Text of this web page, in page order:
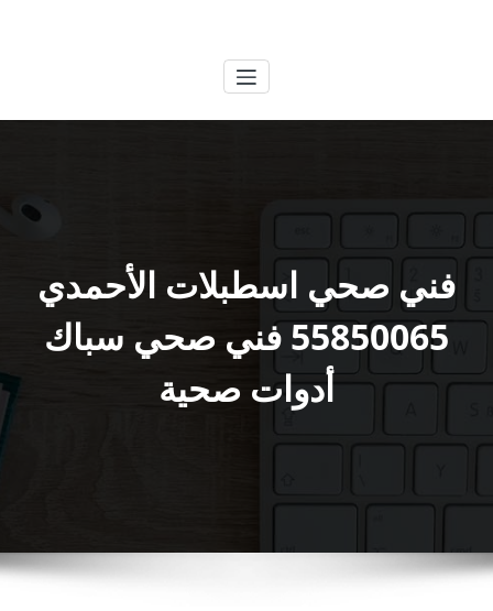
فني صحي اسطبلات الأحمدي
55850065 فني صحي سباك
أدوات صحية